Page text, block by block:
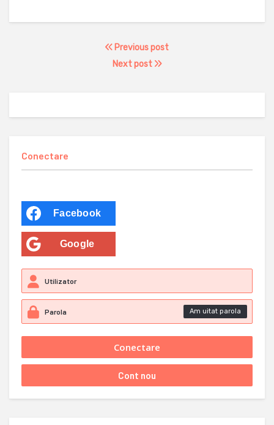
Previous post
Next post
Conectare
Facebook
Google
Am uitat parola